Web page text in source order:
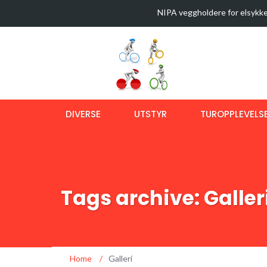
Latest News
NIPA veggholdere for
Sykkeltur i Østmarka (video)
Ny bok om langtursykling
OptiShokz Revvez solbriller
DIVERSE UTSTYR
Tags archive:
Home / Galleri